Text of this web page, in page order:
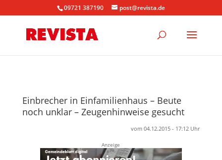
09721 387190 post@revista.de
Einbrecher in Einfamilienhaus – Beute
noch unklar – Zeugenhinweise gesucht
vom 04.12.2015 - 17:12 Uhr
Anzeige